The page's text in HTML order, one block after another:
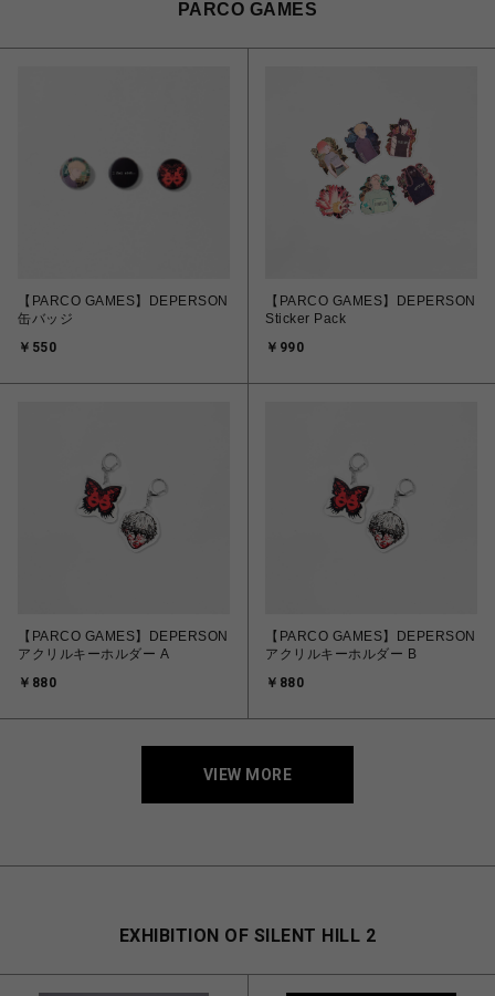
PARCO GAMES
【PARCO GAMES】DEPERSON
缶バッジ
￥550
【PARCO GAMES】DEPERSON
Sticker Pack
￥990
【PARCO GAMES】DEPERSON
アクリルキーホルダー A
￥880
【PARCO GAMES】DEPERSON
アクリルキーホルダー B
￥880
VIEW MORE
EXHIBITION OF SILENT HILL 2